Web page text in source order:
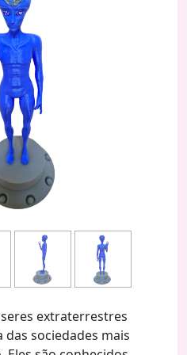
extraterrestres
sociedades mais